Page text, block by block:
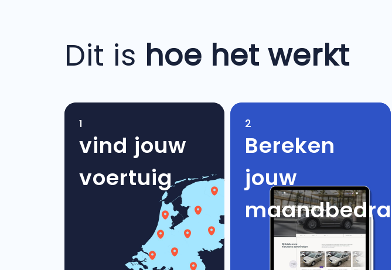
Dit is hoe het werkt
1
vind jouw
voertuig
2
Bereken
jouw
maandbedrag